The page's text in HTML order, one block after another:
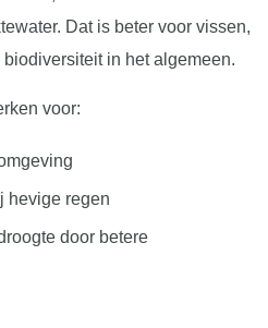
Dat is beter voor vissen,
in het algemeen.
voor:
hevige regen
door betere